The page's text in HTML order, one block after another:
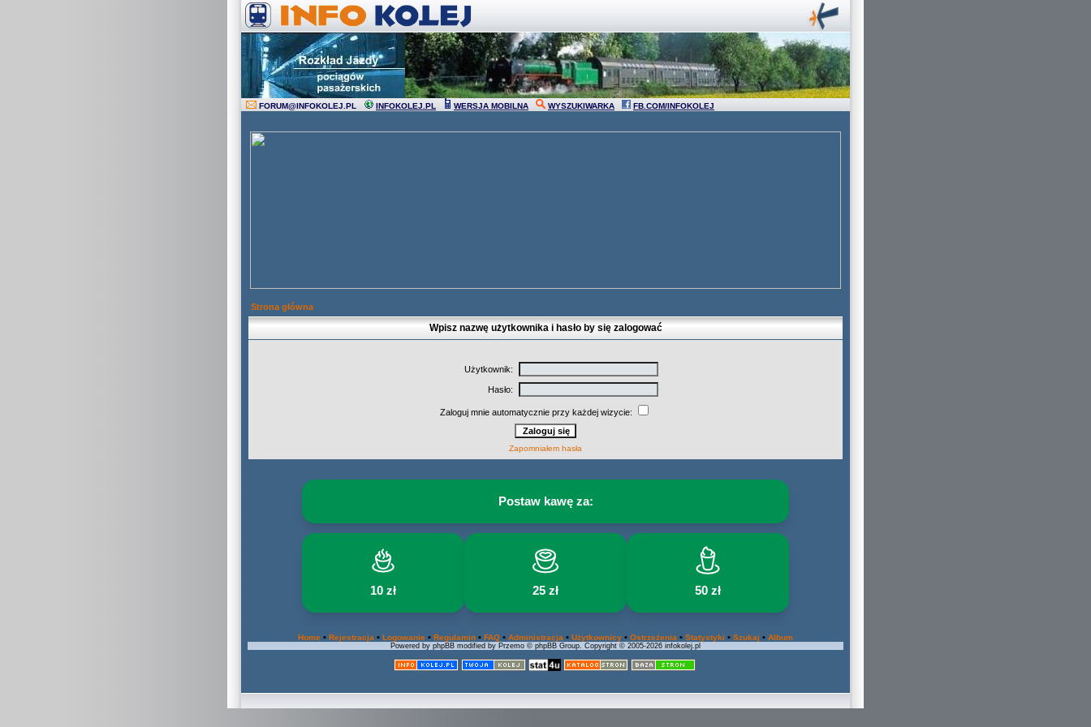
FORUM@INFOKOLEJ.PL INFOKOLEJ.PL WERSJA MOBILNA WYSZUKIWARKA FB.COM/INFOKOLEJ
Strona główna
Wpisz nazwę użytkownika i hasło by się zalogować
Użytkownik:
Hasło:
Zaloguj mnie automatycznie przy każdej wizycie:
Zapomniałem hasła
Postaw kawę za:
10 zł 25 zł 50 zł
Home • Rejestracja • Logowanie • Regulamin • FAQ • Administracja • Użytkownicy • Ostrzeżenia • Statystyki • Szukaj • Album
Powered by phpBB modified by Przemo © phpBB Group. Copyright © 2005-2026 infokolej.pl